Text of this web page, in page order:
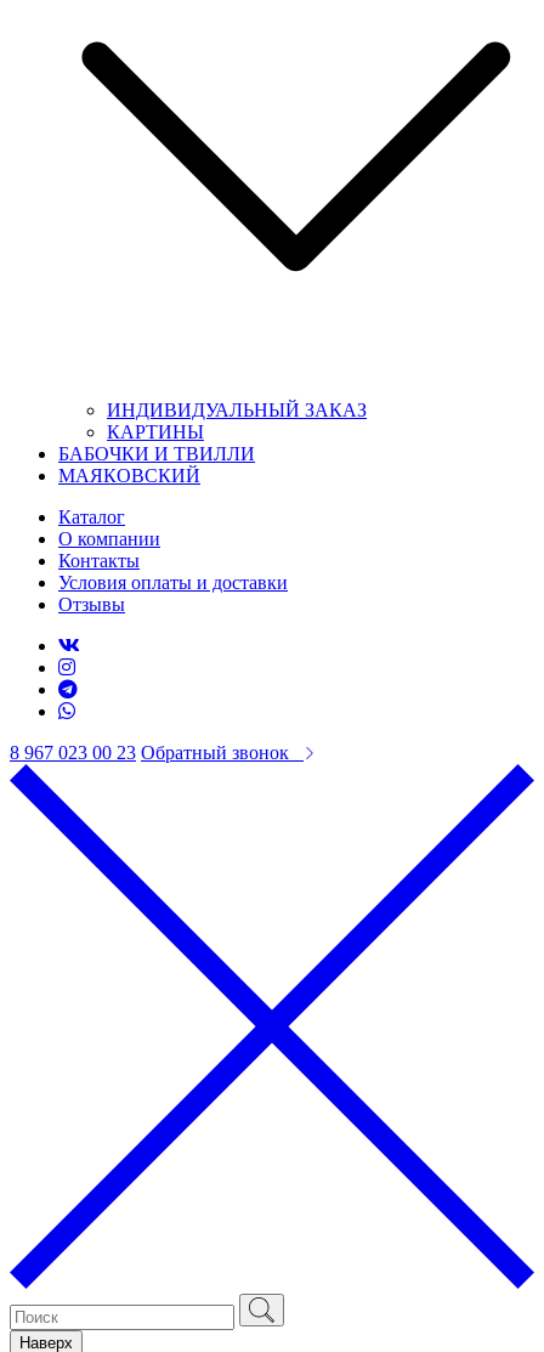
ИНДИВИДУАЛЬНЫЙ ЗАКАЗ
КАРТИНЫ
БАБОЧКИ И ТВИЛЛИ
МАЯКОВСКИЙ
Каталог
О компании
Контакты
Условия оплаты и доставки
Отзывы
8 967 023 00 23 Обратный звонок
Наверх